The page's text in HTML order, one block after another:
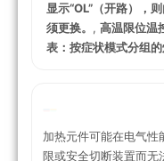
显示“OL”（开路），
须更换。 , 高温限位温
表：按症状模式分组的
加热元件可能在电气性
限或安全切断装置而无